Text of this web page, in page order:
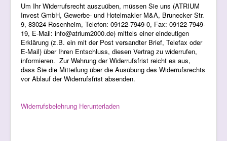
Um Ihr Widerrufsrecht auszuüben, müssen Sie uns (ATRIUM
Invest GmbH, Gewerbe- und Hotelmakler M&A, Brunecker Str.
9, 83024 Rosenheim, Telefon: 09122-7949-0, Fax: 09122-7949-
19, E-Mail: info@atrium2000.de) mittels einer eindeutigen
Erklärung (z.B. ein mit der Post versandter Brief, Telefax oder
E-Mail) über Ihren Entschluss, diesen Vertrag zu widerrufen,
informieren. Zur Wahrung der Widerrufsfrist reicht es aus,
dass Sie die Mitteilung über die Ausübung des Widerrufsrechts
vor Ablauf der Widerrufsfrist absenden.
Widerrufsbelehrung Herunterladen